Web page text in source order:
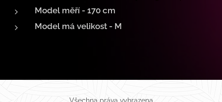
Model měří - 170 cm
Model má velikost - M